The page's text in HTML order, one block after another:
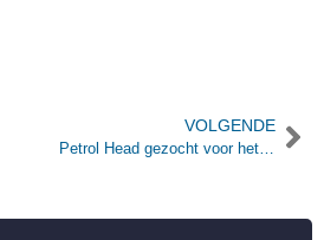
VOLGENDE
Petrol Head gezocht voor het boten-team